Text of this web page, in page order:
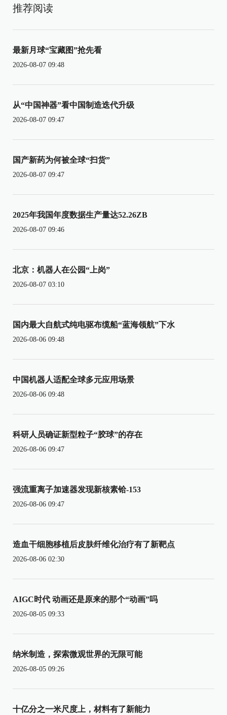
推荐阅读
最新月球“宝藏图”抢先看
2026-08-07 09:48
从“中国神器”看中国制造迭代升级
2026-08-07 09:47
国产新药为何被全球“扫货”
2026-08-07 09:47
2025年我国年度数据生产量达52.26ZB
2026-08-07 09:46
北京：机器人在公园“上岗”
2026-08-07 03:10
国内最大自航式纯电驱布缆船“蓝海领航”下水
2026-08-06 09:48
中国机器人适配全球多元应用场景
2026-08-06 09:48
科研人员确证新型粒子“胶球”的存在
2026-08-06 09:47
强流重离子加速器发现新核素铪-153
2026-08-06 09:47
造血干细胞移植后皮肤纤维化治疗有了新靶点
2026-08-06 02:30
AIGC时代 动画还是原来的那个“动画”吗
2026-08-05 09:33
纳米制造，探索微观世界的无限可能
2026-08-05 09:26
十亿分之一米尺度上，材料有了新能力